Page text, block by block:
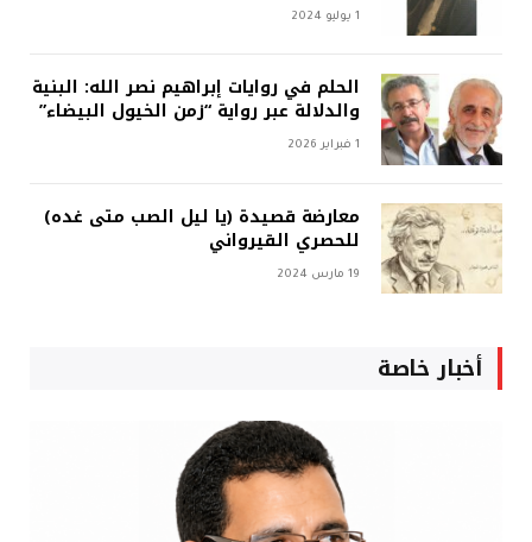
1 يوليو 2024
الحلم في روايات إبراهيم نصر الله: البنية
والدلالة عبر رواية “زمن الخيول البيضاء”
1 فبراير 2026
معارضة قصيدة (يا ليل الصب متى غده)
للحصري القيرواني
19 مارس 2024
أخبار خاصة